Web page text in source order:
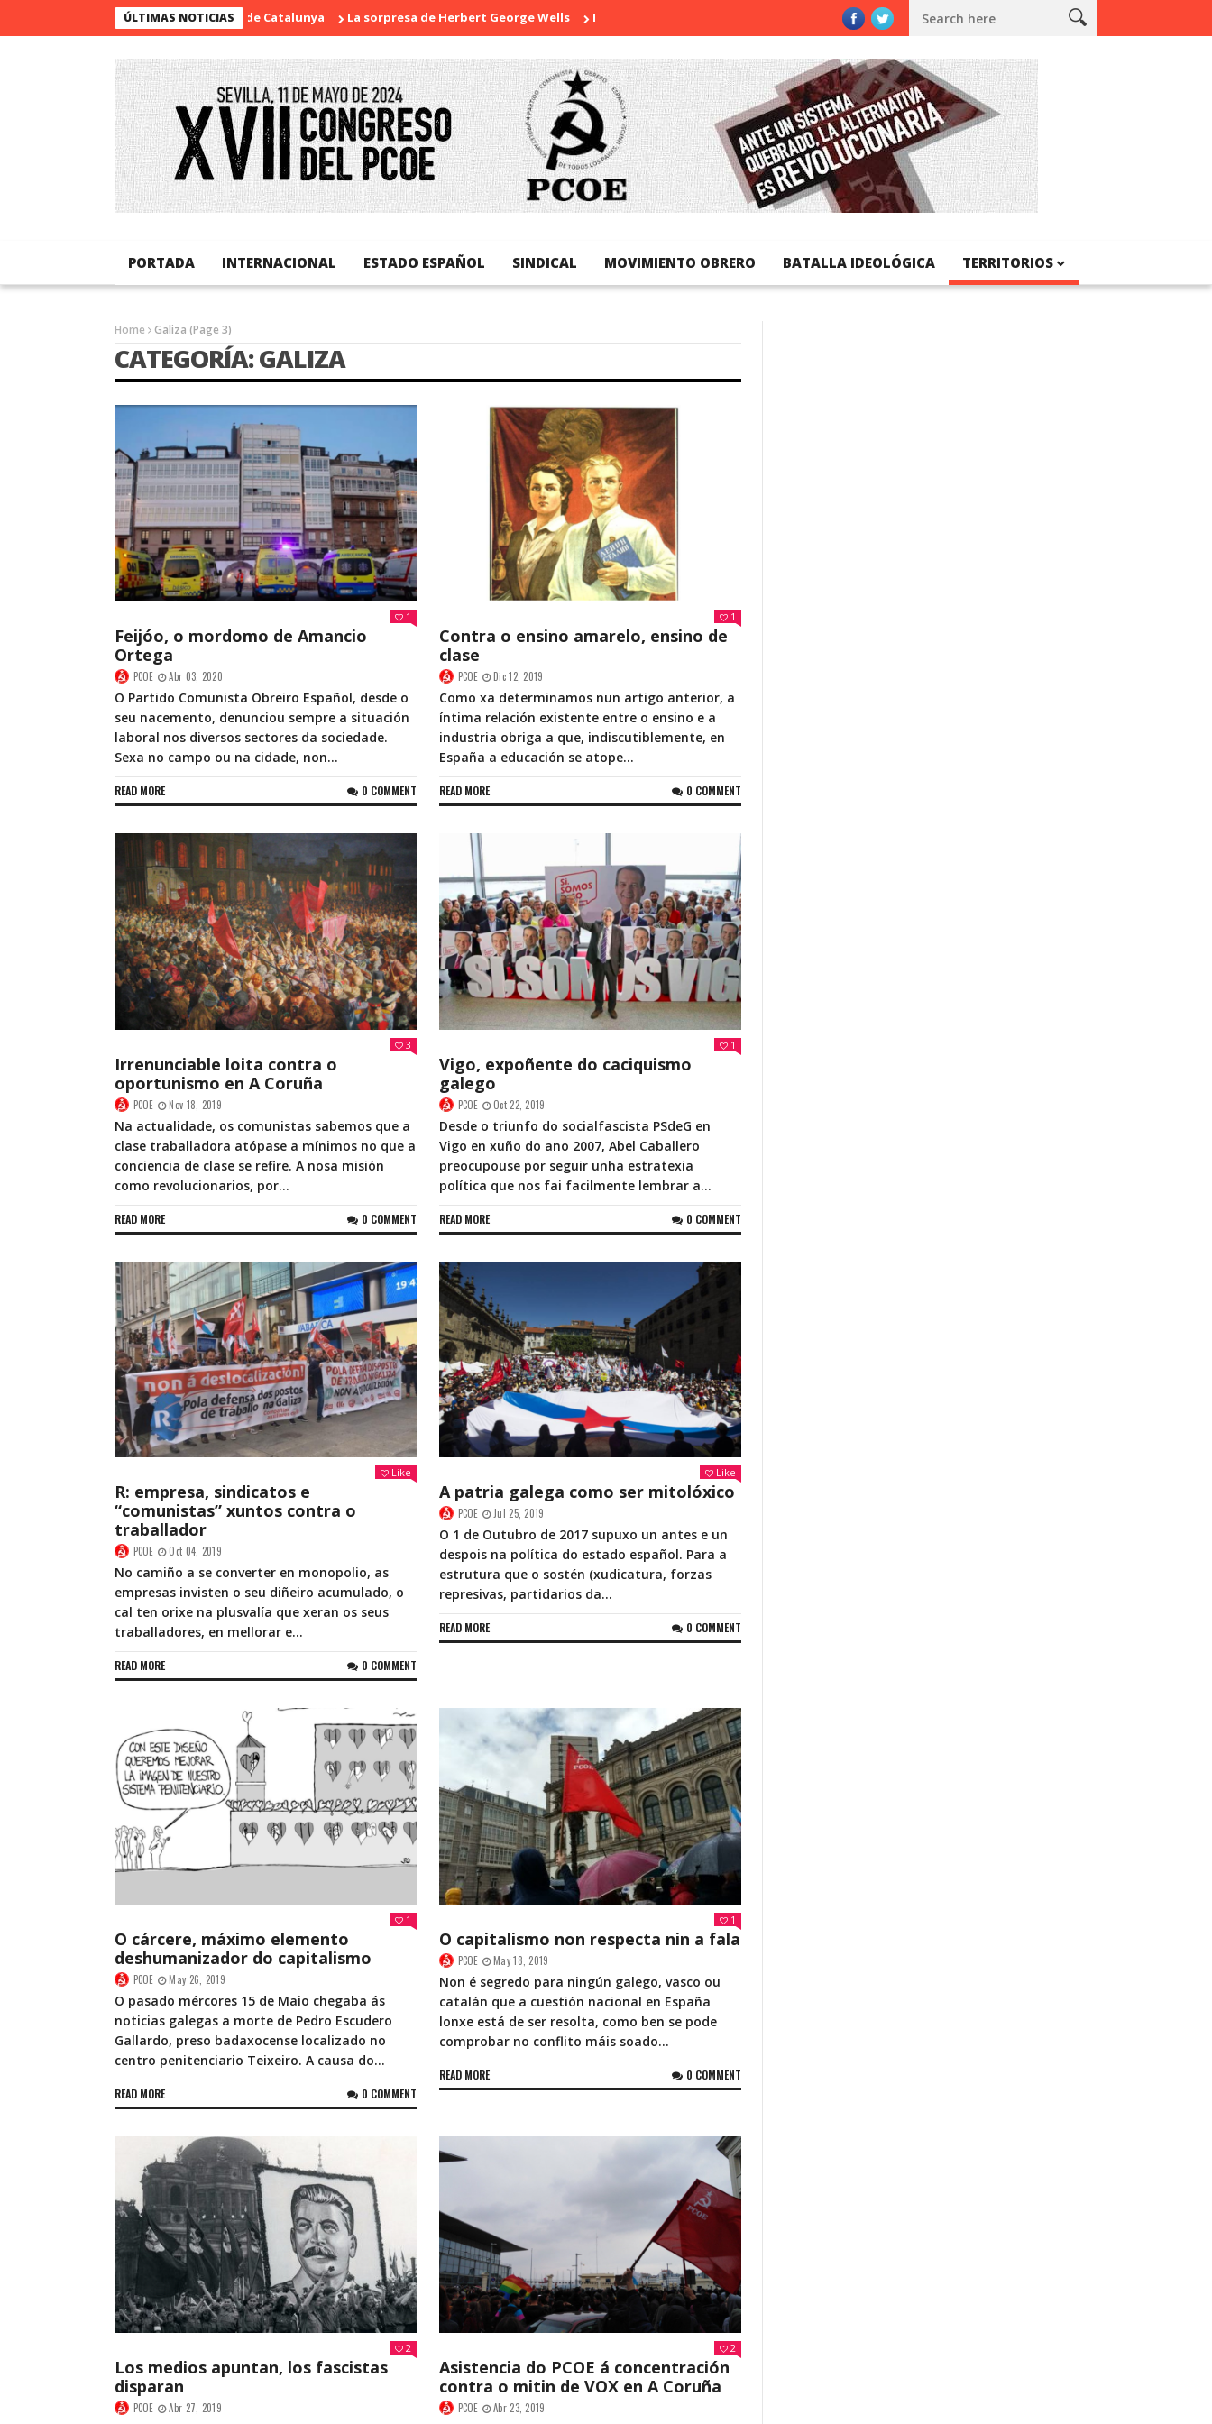
ÚLTIMAS NOTICIAS
Diada Nacional de Catalunya La sorpresa de Herbert George Wells Bangladesh: ¿Continuidad o revolución?
PORTADA INTERNACIONAL ESTADO ESPAÑOL SINDICAL MOVIMIENTO OBRERO BATALLA IDEOLÓGICA TERRITORIOS
Home Galiza (Page 3)
CATEGORÍA: GALIZA
1
Feijóo, o mordomo de Amancio
Ortega
PCOE Abr 03, 2020
O Partido Comunista Obreiro Español, desde o
seu nacemento, denunciou sempre a situación
laboral nos diversos sectores da sociedade.
Sexa no campo ou na cidade, non...
READ MORE 0 COMMENT
1
Contra o ensino amarelo, ensino de
clase
PCOE Dic 12, 2019
Como xa determinamos nun artigo anterior, a
íntima relación existente entre o ensino e a
industria obriga a que, indiscutiblemente, en
España a educación se atope...
READ MORE 0 COMMENT
3
Irrenunciable loita contra o
oportunismo en A Coruña
PCOE Nov 18, 2019
Na actualidade, os comunistas sabemos que a
clase traballadora atópase a mínimos no que a
conciencia de clase se refire. A nosa misión
como revolucionarios, por...
READ MORE 0 COMMENT
1
Vigo, expoñente do caciquismo
galego
PCOE Oct 22, 2019
Desde o triunfo do socialfascista PSdeG en
Vigo en xuño do ano 2007, Abel Caballero
preocupouse por seguir unha estratexia
política que nos fai facilmente lembrar a...
READ MORE 0 COMMENT
Like
R: empresa, sindicatos e
“comunistas” xuntos contra o
traballador
PCOE Oct 04, 2019
No camiño a se converter en monopolio, as
empresas invisten o seu diñeiro acumulado, o
cal ten orixe na plusvalía que xeran os seus
traballadores, en mellorar e...
READ MORE 0 COMMENT
Like
A patria galega como ser mitolóxico
PCOE Jul 25, 2019
O 1 de Outubro de 2017 supuxo un antes e un
despois na política do estado español. Para a
estrutura que o sostén (xudicatura, forzas
represivas, partidarios da...
READ MORE 0 COMMENT
1
O cárcere, máximo elemento
deshumanizador do capitalismo
PCOE May 26, 2019
O pasado mércores 15 de Maio chegaba ás
noticias galegas a morte de Pedro Escudero
Gallardo, preso badaxocense localizado no
centro penitenciario Teixeiro. A causa do...
READ MORE 0 COMMENT
1
O capitalismo non respecta nin a fala
PCOE May 18, 2019
Non é segredo para ningún galego, vasco ou
catalán que a cuestión nacional en España
lonxe está de ser resolta, como ben se pode
comprobar no conflito máis soado...
READ MORE 0 COMMENT
2
Los medios apuntan, los fascistas
disparan
PCOE Abr 27, 2019
2
Asistencia do PCOE á concentración
contra o mitin de VOX en A Coruña
PCOE Abr 23, 2019